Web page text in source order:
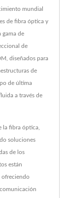
mundial
de fibra óptica y
gama de
de
diseñados para
de
de última
a través de
la fibra óptica,
soluciones
de los
están
ofreciendo